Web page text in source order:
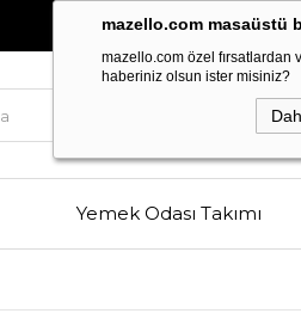
mazello.com masaüstü
mazello.com özel fırsatlardan
haberiniz olsun ister misiniz?
Estetikve
Yemek Odası Takımı